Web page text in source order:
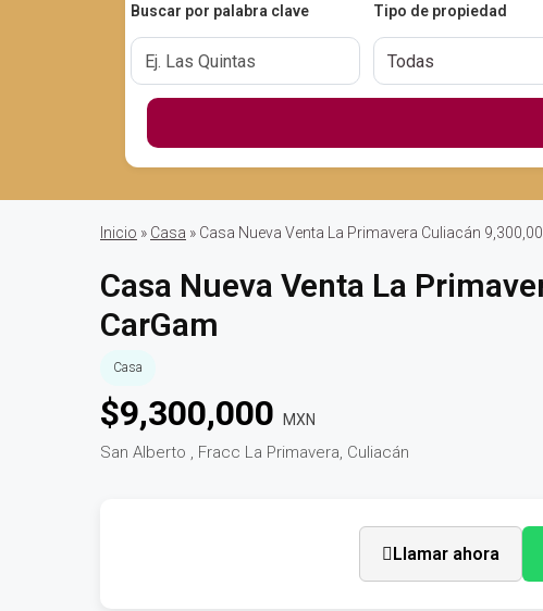
Buscar por palabra clave Tipo de propiedad
Inicio » Casa » Casa Nueva Venta La Primavera Culiacán
Casa Nueva Venta La
CarGam
Casa
$9,300,000 MXN
San Alberto , Fracc La Primavera, Culiacán
Llamar ahora